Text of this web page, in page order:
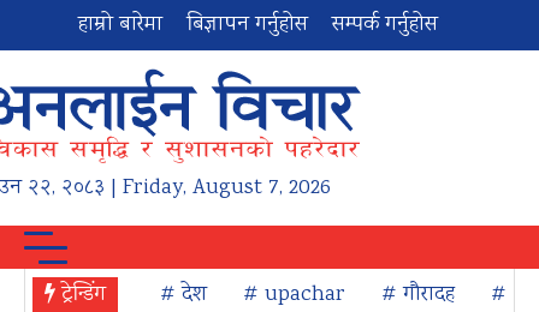
हाम्रो बारेमा बिज्ञापन गर्नुहोस सम्पर्क गर्नुहोस
२२, २०८३ | Friday, August 7, 2026
ट्रेन्डिंग # देश # upachar # गौरादह
#